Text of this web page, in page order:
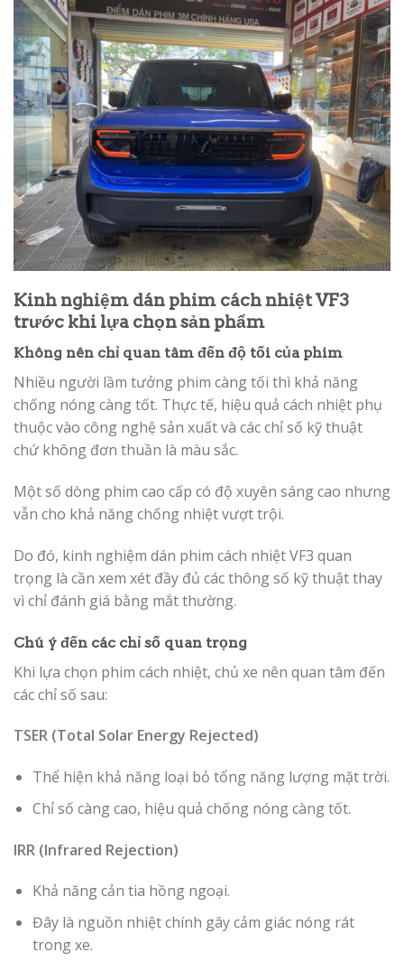
Kinh nghiệm dán phim cách nhiệt VF3
trước khi lựa chọn sản phẩm
Không nên chỉ quan tâm đến độ tối của phim
Nhiều người lầm tưởng phim càng tối thì khả năng
chống nóng càng tốt. Thực tế, hiệu quả cách nhiệt phụ
thuộc vào công nghệ sản xuất và các chỉ số kỹ thuật
chứ không đơn thuần là màu sắc.
Một số dòng phim cao cấp có độ xuyên sáng cao nhưng
vẫn cho khả năng chống nhiệt vượt trội.
Do đó, kinh nghiệm dán phim cách nhiệt VF3 quan
trọng là cần xem xét đầy đủ các thông số kỹ thuật thay
vì chỉ đánh giá bằng mắt thường.
Chú ý đến các chỉ số quan trọng
Khi lựa chọn phim cách nhiệt, chủ xe nên quan tâm đến
các chỉ số sau:
TSER (Total Solar Energy Rejected)
Thể hiện khả năng loại bỏ tổng năng lượng mặt trời.
Chỉ số càng cao, hiệu quả chống nóng càng tốt.
IRR (Infrared Rejection)
Khả năng cản tia hồng ngoại.
Đây là nguồn nhiệt chính gây cảm giác nóng rát
trong xe.